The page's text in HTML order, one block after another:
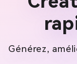
Générez,